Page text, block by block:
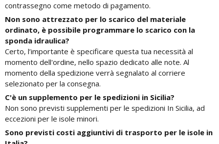
contrassegno come metodo di pagamento.
Non sono attrezzato per lo scarico del materiale
ordinato, è possibile programmare lo scarico con la
sponda idraulica?
Certo, l’importante è specificare questa tua necessità al
momento dell'ordine, nello spazio dedicato alle note. Al
momento della spedizione verrà segnalato al corriere
selezionato per la consegna.
C'è un supplemento per le spedizioni in Sicilia?
Non sono previsti supplementi per le spedizioni In Sicilia, ad
eccezioni per le isole minori.
Sono previsti costi aggiuntivi di trasporto per le isole in